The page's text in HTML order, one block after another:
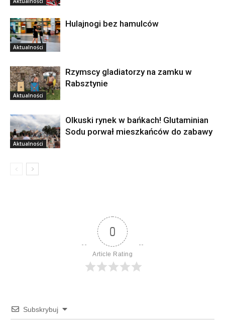
Aktualności
Hulajnogi bez hamulców
Aktualności
Rzymscy gladiatorzy na zamku w
Rabsztynie
Aktualności
Olkuski rynek w bańkach! Glutaminian
Sodu porwał mieszkańców do zabawy
0
Article Rating
Subskrybuj